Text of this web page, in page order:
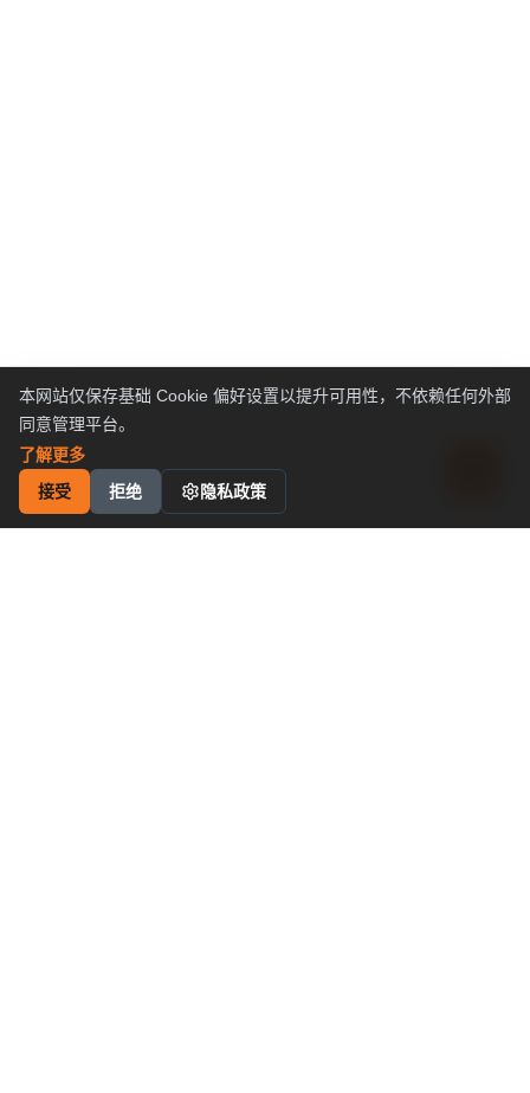
本网站仅保存基础 Cookie 偏好设置以提升可用性，不依赖任何外部
同意管理平台。
了解更多
接受
拒绝 隐私政策